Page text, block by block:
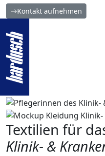
Kontakt aufnehmen
Textilien für
Klinik- &